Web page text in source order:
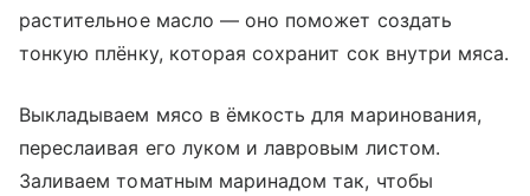
растительное масло — оно поможет создать
тонкую плёнку, которая сохранит сок внутри мяса.
Выкладываем мясо в ёмкость для маринования,
переслаивая его луком и лавровым листом.
Заливаем томатным маринадом так, чтобы